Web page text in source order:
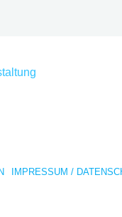
IMPRESSUM /